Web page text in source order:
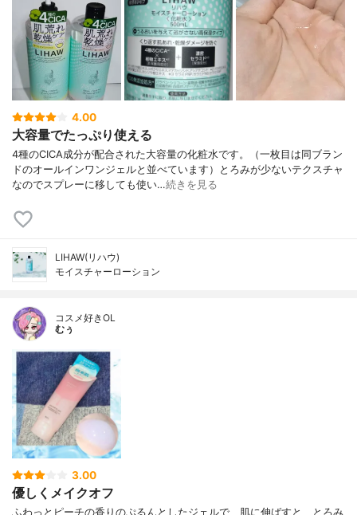
4.00
大容量でたっぷり使える
4種のCICA成分が配合された大容量の化粧水です。（一枚目は同ブラン
ドのオールインワンジェルと並べています）とろみが少ないテクスチャ
なのでスプレーに移しても使い…続きを見る
LIHAW(リハウ)
モイスチャーローション
コスメ好きOL
むぅ
3.00
優しくメイクオフ
ふわっとピーチの香りのぷるんとしたジェルで、肌に伸ばすと、とろみ